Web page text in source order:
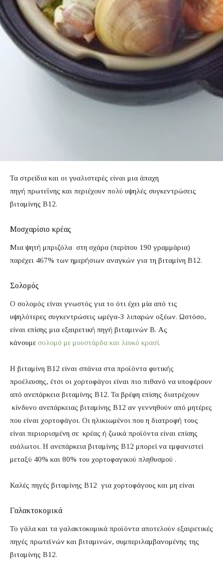
Τα στρείδια και οι γυαλιστερές είναι μια άπαχη
πηγή πρωτεΐνης και περιέχουν πολύ υψηλές συγκεντρώσεις
βιταμίνης Β12.
Μοσχαρίσιο κρέας
Μια ψητή μπριζόλα στη σχάρα (περίπου 190 γραμμάρια)
παρέχει 467% των ημερήσιων αναγκών για τη βιταμίνη Β12.
Σολομός
Ο σολομός είναι γνωστός για το ότι έχει μία από τις
υψηλότερες συγκεντρώσεις ωμέγα-3 λιπαρών οξέων. Ωστόσο,
είναι επίσης μια εξαιρετική πηγή βιταμινών Β. Ας
κάνουμε σολομό με μουστάρδα και λευκό κρασί.
Η βιταμίνη Β12 είναι σπάνια στα προϊόντα φυτικής
προέλευσης, έτσι οι χορτοφάγοι είναι πιο πιθανό να υποφέρουν
από ανεπάρκεια βιταμίνης Β12. Τα βρέφη επίσης διατρέχουν
κίνδυνο ανεπάρκειας βιταμίνης Β12 αν γεννηθούν από μητέρες
που είναι χορτοφάγοι. Οι ηλικιωμένοι που η διατροφή τους
είναι περιορισμένη σε κρέας ή ζωικά προϊόντα είναι επίσης
ευάλωτοι. Η ανεπάρκεια βιταμίνης Β12 μπορεί να εμφανιστεί
μεταξύ 40% και 80% του χορτοφαγικού πληθυσμού .
Καλές πηγές βιταμίνης B12 για χορτοφάγους και μη είναι
Γαλακτοκομικά
Το γάλα και τα γαλακτοκομικά προϊόντα αποτελούν εξαιρετικές
πηγές πρωτεϊνών και βιταμινών, συμπεριλαμβανομένης της
βιταμίνης Β12.